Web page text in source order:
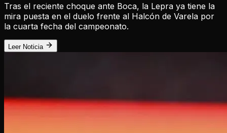
Tras el reciente choque ante Boca, la Lepra ya tiene la
mira puesta en el duelo frente al Halcón de Varela por
la cuarta fecha del campeonato.
Leer Noticia